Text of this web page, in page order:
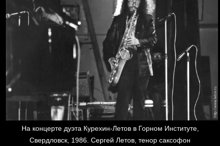
На концерте дуэта Курехин-Летов в Горном Институте,
Свердловск, 1986. Сергей Летов, тенор саксофон